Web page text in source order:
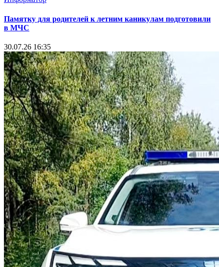
Памятку для родителей к летним каникулам подготовили
в МЧС
30.07.26 16:35